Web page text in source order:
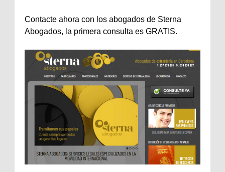
Contacte ahora con los abogados de Sterna
Abogados, la primera consulta es GRATIS.